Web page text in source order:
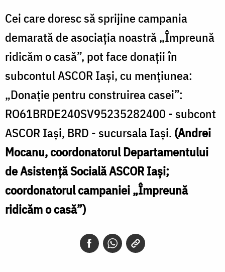
Cei care doresc să sprijine campania
demarată de asociația noastră „Împreună
ridicăm o casă”, pot face donații în
subcontul ASCOR Iași, cu mențiunea:
„Donație pentru construirea casei”:
RO61BRDE240SV95235282400 - subcont
ASCOR Iași, BRD - sucursala Iași. (Andrei
Mocanu, coordonatorul Departamentului
de Asistență Socială ASCOR Iași;
coordonatorul campaniei „Împreună
ridicăm o casă”)